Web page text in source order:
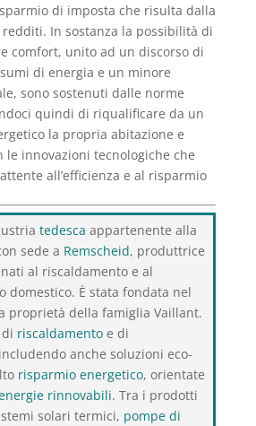
di imposta che risulta dalla
In sostanza la possibilità di
comfort, unito ad un discorso di
di energia e un minore
sono sostenuti dalle norme
quindi di riqualificare da un
la propria abitazione e
le innovazioni tecnologiche che
all’efficienza e al risparmio
tedesca appartenente alla
sede a Remscheid, produttrice
al riscaldamento e al
domestico. È stata fondata nel
proprietà della famiglia Vaillant.
riscaldamentoe di
anche soluzioni eco-
risparmio energetico, orientate
rinnovabili. Tra i prodotti
solari termici, pompe di